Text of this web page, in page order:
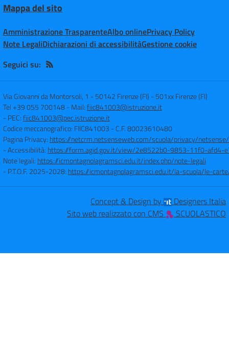
Mappa del sito
Amministrazione TrasparenteAlbo onlinePrivacy Policy
Note LegaliDichiarazioni di accessibilitàGestione cookie
Seguici su:
Via Giovanni da Montorsoli, 1 - 50142 Firenze (FI) -501xx Firenze (FI)
Tel +39 055 700148- Mail:fiic841003@istruzione.it
- PEC:fiic841003@pec.istruzione.it
Codice meccanografico: FIIC841003 - C.F. 80023610480
Pagina Privacy: https://netcrm.netsenseweb.com/scuola/privacy/
- Accessibilità: https://form.agid.gov.it/view/2e8522b0-9853-11f0-afd4-
Note legali: https://icmontagnolagramsci.edu.it/index.php/note-legali
- P.T.O.F. 2025-2028: https://icmontagnolagramsci.edu.it/la-scuola/le-
Concept & Design by
Designers Italia
Sito web realizzato con CMS
SCUOLASTICO